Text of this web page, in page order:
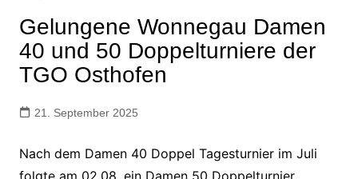
Gelungene Wonnegau Damen
40 und 50 Doppelturniere der
TGO Osthofen
21. September 2025
Nach dem Damen 40 Doppel Tagesturnier im Juli
folgte am 02.08. ein Damen 50 Doppelturnier.